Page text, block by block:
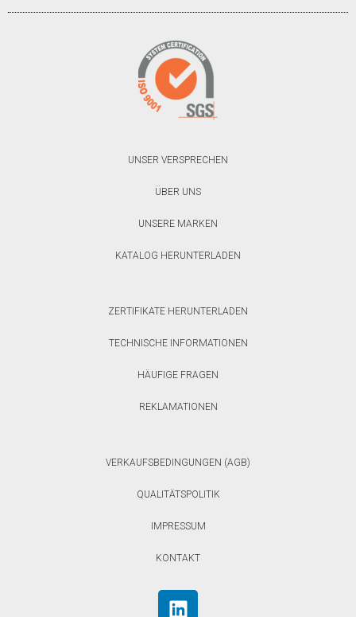
UNSER VERSPRECHEN
ÜBER UNS
UNSERE MARKEN
KATALOG HERUNTERLADEN
ZERTIFIKATE HERUNTERLADEN
TECHNISCHE INFORMATIONEN
HÄUFIGE FRAGEN
REKLAMATIONEN
VERKAUFSBEDINGUNGEN (AGB)
QUALITÄTSPOLITIK
IMPRESSUM
KONTAKT